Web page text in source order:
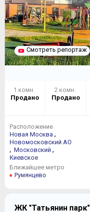
Смотреть репортаж
1 комн.
Продано
2 комн.
Продано
Расположение
Новая Москва ,
Новомосковский АО
, Московский ,
Киевское
Ближайшее метро
Румянцево
ЖК "Татьянин парк"